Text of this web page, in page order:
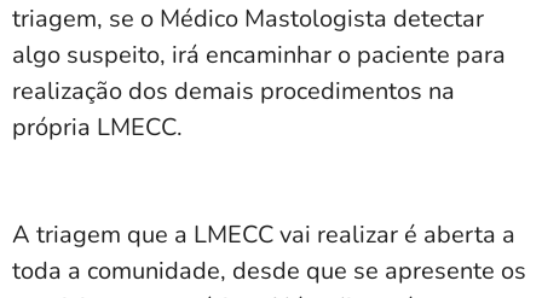
triagem, se o Médico Mastologista detectar
algo suspeito, irá encaminhar o paciente para
realização dos demais procedimentos na
própria LMECC.
A triagem que a LMECC vai realizar é aberta a
toda a comunidade, desde que se apresente os